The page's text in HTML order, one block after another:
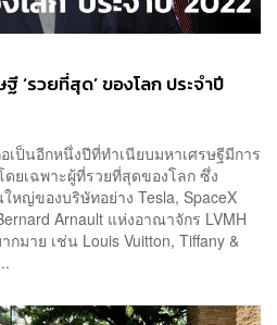
‘รวยที่สุด’ ของโลก ประจำปี
เป็นอีกหนึ่งปีที่ทำเนียบมหาเศรษฐีมีการ
ยเฉพาะผู้ที่รวยที่สุดของโลก ซึ่ง
หญ่ของบริษัทอย่าง Tesla, SpaceX
Arnault แห่งอาณาจักร LVMH
มาย เช่น Louis Vuitton, Tiffany &